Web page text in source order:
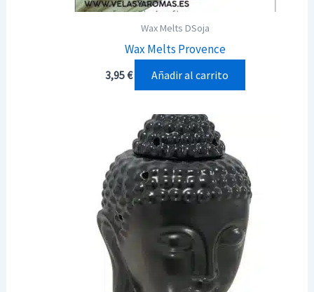
Wax Melts DSoja
Wax Melts Provence
3,95€ Añadir al carrito